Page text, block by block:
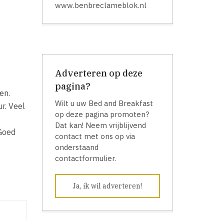
Veel
www.benbreclameblok.nl
Adverteren op deze
pagina?
Wilt u uw Bed and Breakfast
op deze pagina promoten?
Dat kan! Neem vrijblijvend
contact met ons op via
onderstaand
contactformulier.
Ja, ik wil adverteren!